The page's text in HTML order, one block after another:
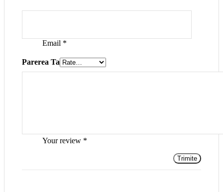
Email *
Parerea Ta
Your review *